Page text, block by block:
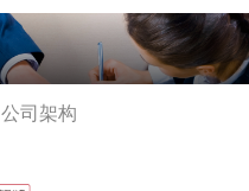
公司架构